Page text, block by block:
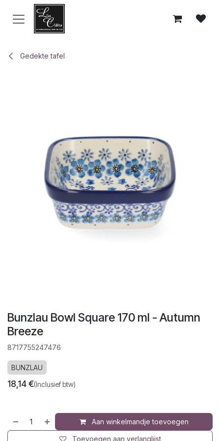
Overslaan naar inhoud
Gedekte tafel
Bunzlau Bowl Square 170 ml - Autumn
Breeze
8717755247476
BUNZLAU
18,14€(Inclusief btw)
Aan winkelmandje toevoegen
Toevoegen aan verlanglijst